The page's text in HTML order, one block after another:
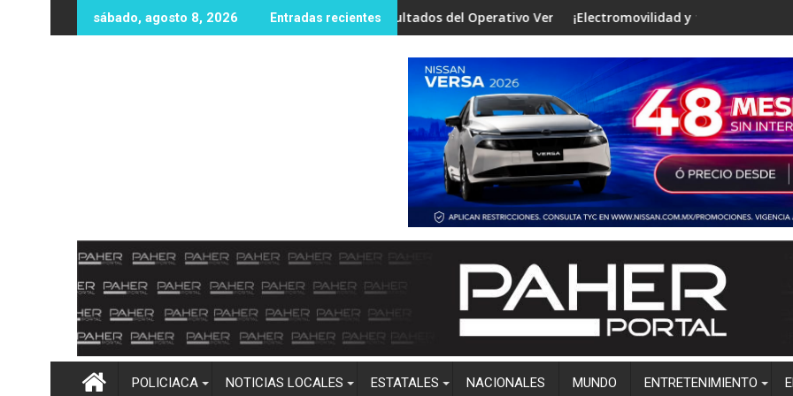
al
sábado, agosto 8, 2026 Entradas recientes
sin vida en zona rural de Mocorito; autoridades realizan las investigaciones
Destacan buenos resultados del Operativo Verano Seguro en mesa de Construcción de Paz,
¡Electromovilidad y tecnología de punta!
POLICIACA NOTICIAS LOCALES ESTATALES NACIONALES MUNDO ENTRETENIMIENTO